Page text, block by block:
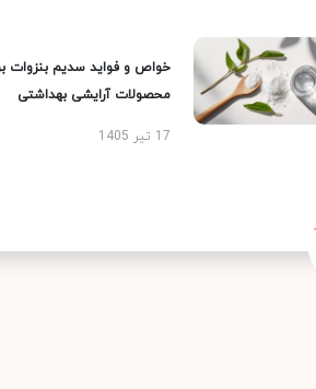
خواص و فواید سدیم بنزوات
محصولات آرایشی بهداشتی
17 تیر 1405